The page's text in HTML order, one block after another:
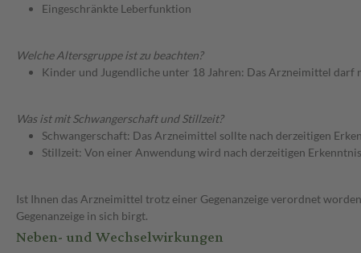
Eingeschränkte Leberfunktion
Welche Altersgruppe ist zu beachten?
Kinder und Jugendliche unter 18 Jahren: Das Arzneimittel darf
Was ist mit Schwangerschaft und Stillzeit?
Schwangerschaft: Das Arzneimittel sollte nach derzeitigen
Stillzeit: Von einer Anwendung wird nach derzeitigen
Ist Ihnen das Arzneimittel trotz einer Gegenanzeige verordnet
Gegenanzeige in sich birgt.
Neben- und Wechselwirkungen